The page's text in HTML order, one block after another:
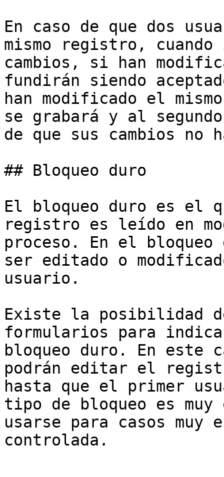
En caso de que dos
mismo registro,
cambios, si han
fundirán siendo
han modificado el
se grabará y al
de que sus cambios no
## Bloqueo duro
El bloqueo duro es el
registro es leído en
proceso. En el
ser editado o
usuario.
Existe la posibilidad
formularios para
bloqueo duro. En este
podrán editar el
hasta que el primer
tipo de bloqueo es
usarse para casos muy